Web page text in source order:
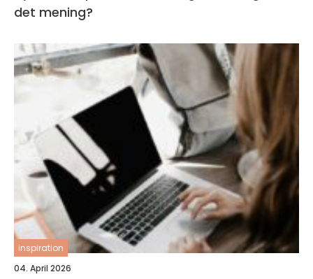
det mening?
inspiration
04. April 2026